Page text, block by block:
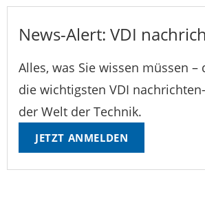
News-Alert: VDI
Alles, was Sie wissen müssen –
die wichtigsten VDI
der Welt der Technik.
JETZT ANMELDEN